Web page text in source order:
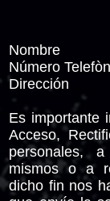
Nombre
Número
Dirección
Es importante
Acceso,
personales,
mismos o a
dicho fin nos